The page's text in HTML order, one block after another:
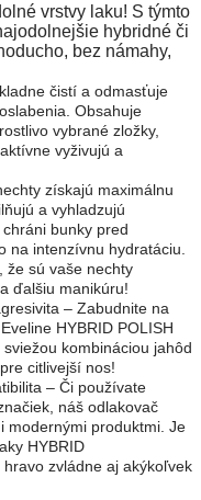
vrstvy laku! S týmto
hybridné či
bez námahy,
čistí a odmasťuje
Obsahuje
vybrané zložky,
vyživujú a
získajú maximálnu
a vyhladzujú
bunky pred
na intenzívnu hydratáciu.
že sú vaše nechty
ďalšiu manikúru!
– Zabudnite na
HYBRID POLISH
kombináciou jahôd
citlivejší nos!
– Či používate
náš odlakovač
modernými produktmi. Je
HYBRID
hravo zvládne aj akýkoľvek